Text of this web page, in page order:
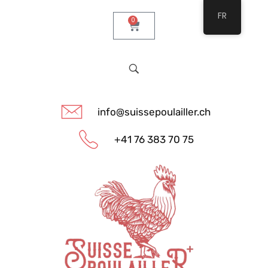
0
info@suissepoulailler.ch
+41 76 383 70 75
FR